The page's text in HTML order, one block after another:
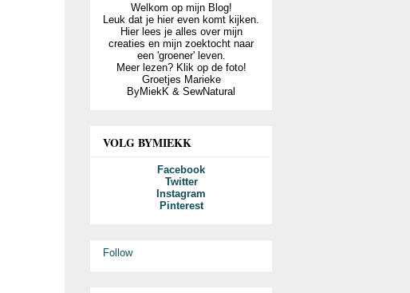
Welkom op mijn Blog!
Leuk dat je hier even komt kijken.
Hier lees je alles over mijn
creaties en mijn zoektocht naar
een 'groener' leven.
Meer lezen? Klik op de foto!
Groetjes Marieke
ByMiekK & SewNatural
VOLG BYMIEKK
Facebook
Twitter
Instagram
Pinterest
Follow